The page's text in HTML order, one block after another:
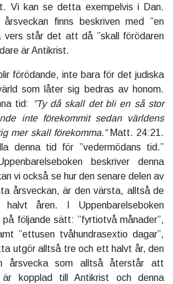
Vi kan se detta exempelvis i Dan.
finns beskriven med ”en
vers står det att då ”skall förödaren
är Antikrist.
förödande, inte bara för det judiska
som låter sig bedras av honom.
tid: ”Ty då skall det bli en så stor
inte förekommit sedan världens
mer skall förekomma.” Matt. 24:21.
denna tid för ”vedermödans tid.”
beskriver denna
vi också se hur den senare delen av
årsveckan, är den värsta, alltså de
åren. I Uppenbarelseboken
följande sätt: ”fyrtiotvå månader”,
”ettusen tvåhundrasextio dagar”,
utgör alltså tre och ett halvt år, den
årsvecka som alltså återstår att
kopplad till Antikrist och denna